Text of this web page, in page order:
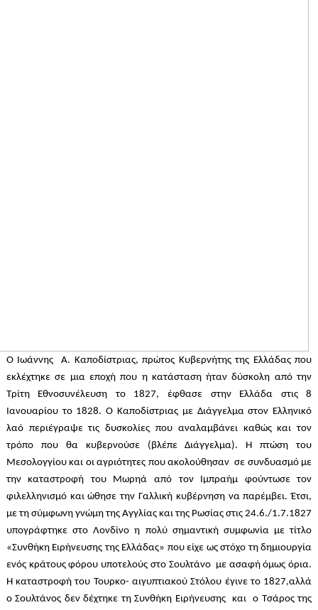
Ο Ιωάννης Α. Καποδίστριας, πρώτος Κυβερνήτης της Ελλάδας που
εκλέχτηκε σε μια εποχή που η κατάσταση ήταν δύσκολη από την
Τρίτη Εθνοσυνέλευση το 1827, έφθασε στην Ελλάδα στις 8
Ιανουαρίου το 1828. Ο Καποδίστριας με Διάγγελμα στον Ελληνικό
λαό περιέγραψε τις δυσκολίες που αναλαμβάνει καθώς και τον
τρόπο που θα κυβερνούσε (βλέπε Διάγγελμα). Η πτώση του
Μεσολογγίου και οι αγριότητες που ακολούθησαν σε συνδυασμό με
την καταστροφή του Μωρηά από τον Ιμπραήμ φούντωσε τον
φιλελληνισμό και ώθησε την Γαλλική κυβέρνηση να παρέμβει. Έτσι,
με τη σύμφωνη γνώμη της Αγγλίας και της Ρωσίας στις 24.6./1.7.1827
υπογράφτηκε στο Λονδίνο η πολύ σημαντική συμφωνία με τίτλο
«Συνθήκη Ειρήνευσης της Ελλάδας» που είχε ως στόχο τη δημιουργία
ενός κράτους φόρου υποτελούς στο Σουλτάνο με ασαφή όμως όρια.
Η καταστροφή του Τουρκο- αιγυπτιακού Στόλου έγινε το 1827,αλλά
ο Σουλτάνος δεν δέχτηκε τη Συνθήκη Ειρήνευσης και ο Τσάρος της